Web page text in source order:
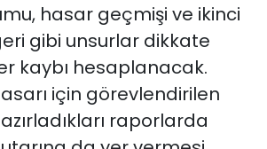
hasar geçmişi ve ikinci
gibi unsurlar dikkate
kaybı hesaplanacak.
için görevlendirilen
raporlarda